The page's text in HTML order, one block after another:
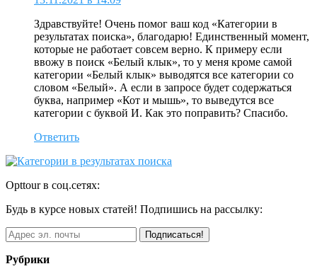
Здравствуйте! Очень помог ваш код «Категории в
результатах поиска», благодарю! Единственный момент,
которые не работает совсем верно. К примеру если
ввожу в поиск «Белый клык», то у меня кроме самой
категории «Белый клык» выводятся все категории со
словом «Белый». А если в запросе будет содержаться
буква, например «Кот и мышь», то выведутся все
категории с буквой И. Как это поправить? Спасибо.
Ответить
Opttour в соц.сетях:
Будь в курсе новых статей! Подпишись на рассылку:
Рубрики